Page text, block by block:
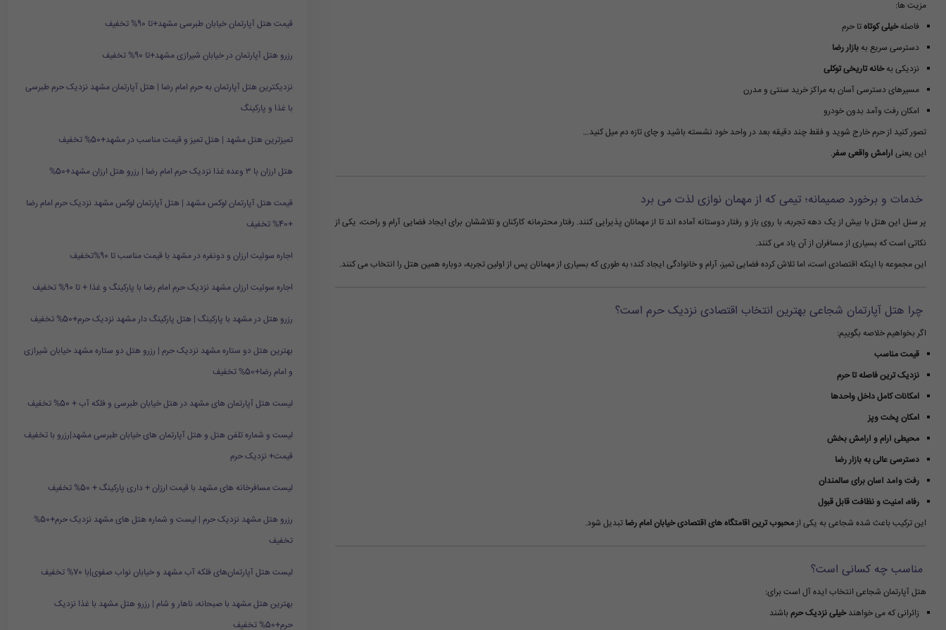
مزیت ها:
فاصلهخیلی کوتاهتا حرم
دسترسی سریع به بازار رضا
نزدیکی بهخانه تاریخی توکلی
مسیرهای دسترسی آسان به مراکز خرید سنتی و مدرن
امکان رفت وآمد بدون خودرو
تصور کنید از حرم خارج شوید و فقط چند دقیقه بعد در واحد خود نشسته باشید و چای تازه دم میل کنید…
این یعنی آرامش واقعی سفر.
خدمات و برخورد صمیمانه؛ تیمی که از مهمان نوازی لذت می برد
پر سنل این هتل با بیش از یک دهه تجربه، با روی باز و رفتار دوستانه آماده اند تا از مهمانان پذیرایی کنند. رفتار محترمانه کارکنان و تلاششان برای ایجاد فضایی آرام و راحت، یکی از
نکاتی است که بسیاری از مسافران از آن یاد می کنند.
این مجموعه با اینکه اقتصادی است، اما تلاش کرده فضایی تمیز، آرام و خانوادگی ایجاد کند؛ به طوری که بسیاری از مهمانان پس از اولین تجربه، دوباره همین هتل را انتخاب می کنند.
چرا هتل آپارتمان شجاعی بهترین انتخاب اقتصادی نزدیک حرم است؟
اگر بخواهیم خلاصه بگوییم:
قیمت مناسب
نزدیک ترین فاصله تا حرم
امکانات کامل داخل واحدها
امکان پخت وپز
محیطی آرام و آرامش بخش
دسترسی عالی به بازار رضا
رفت وآمد آسان برای سالمندان
رفاه، امنیت و نظافت قابل قبول
این ترکیب باعث شده شجاعی به یکی ازمحبوب ترین اقامتگاه های اقتصادی خیابان امام رضا تبدیل شود.
مناسب چه کسانی است؟
هتل آپارتمان شجاعی انتخاب ایده آل است برای:
زائرانی که می خواهندخیلی نزدیک حرم باشند
قیمت هتل آپارتمان خیابان طبرسی مشهد+تا 90% تخفیف
رزرو هتل آپارتمان در خیابان شیرازی مشهد+تا 90% تخفیف
نزدیکترین هتل آپارتمان به حرم امام رضا | هتل آپارتمان مشهد نزدیک حرم طبرسی
با غذا و پارکینگ
تمیزترین هتل مشهد | هتل تمیز و قیمت مناسب در مشهد+50% تخفیف
هتل ارزان با ۳ وعده غذا نزدیک حرم امام رضا | رزرو هتل ارزان مشهد+50%
قیمت هتل آپارتمان لوکس مشهد | هتل آپارتمان لوکس مشهد نزدیک حرم امام رضا
+40% تخفیف
اجاره سوئیت ارزان و دونفره در مشهد با قیمت مناسب تا 90%تخفیف
اجاره سوئیت ارزان مشهد نزدیک حرم امام رضا با پارکینگ و غذا + تا 90% تخفیف
رزرو هتل در مشهد با پارکینگ | هتل پارکینگ دار مشهد نزدیک حرم+50% تخفیف
بهترین هتل دو ستاره مشهد نزدیک حرم | رزرو هتل دو ستاره مشهد خیابان شیرازی
و امام رضا+50% تخفیف
لیست هتل آپارتمان های مشهد در هتل خیابان طبرسی و فلکه آب + 50% تخفیف
لیست و شماره تلفن هتل و هتل آپارتمان های خیابان طبرسی مشهد|رزرو با تخفیف
قیمت+ نزدیک حرم
لیست مسافرخانه های مشهد با قیمت ارزان + داری پارکینگ + 50% تخفیف
رزرو هتل مشهد نزدیک حرم | لیست و شماره هتل های مشهد نزدیک حرم+50%
تخفیف
لیست هتل آپارتمان‌های فلکه آب مشهد و خیابان نواب صفوی|با 70% تخفیف
بهترین هتل مشهد با صبحانه، ناهار و شام | رزرو هتل مشهد با غذا نزدیک
حرم+50% تخفیف